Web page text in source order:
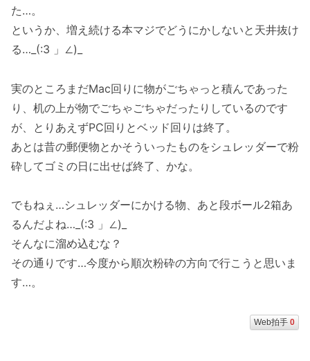
た…。
というか、増え続ける本マジでどうにかしないと天井抜け
る…_(:3 」∠)_
実のところまだMac回りに物がごちゃっと積んであった
り、机の上が物でごちゃごちゃだったりしているのです
が、とりあえずPC回りとベッド回りは終了。
あとは昔の郵便物とかそういったものをシュレッダーで粉
砕してゴミの日に出せば終了、かな。
でもねぇ…シュレッダーにかける物、あと段ボール2箱あ
るんだよね…_(:3 」∠)_
そんなに溜め込むな？
その通りです…今度から順次粉砕の方向で行こうと思いま
す…。
Web拍手 0